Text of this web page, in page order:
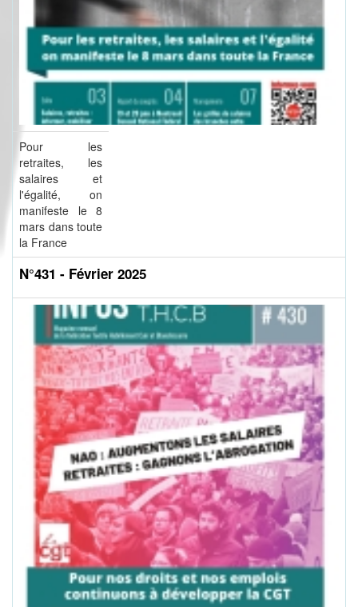
Pour les
retraites, les
salaires et
l'égalité, on
manifeste le 8
mars dans toute
la France
N°431 - Février 2025